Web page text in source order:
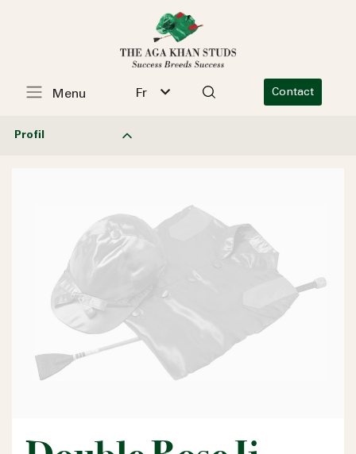
Fr Contact
Menu
Profil